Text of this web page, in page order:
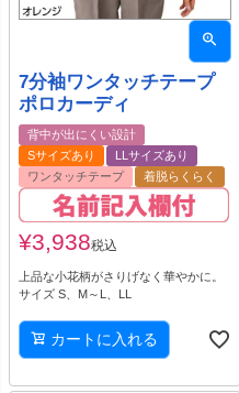
7分袖ワンタッチテープ
ポロカーディ
背中が出にくい設計
Sサイズあり
LLサイズあり
ワンタッチテープ
着脱らくらく
¥3,938税込
上品な小花柄がさりげなく華やかに。
サイズ S、M～L、LL
カートに入れる